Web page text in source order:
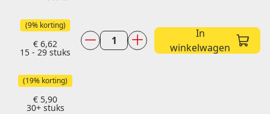
€ 6,62
(9% korting)
15 - 29 stuks
€ 5,90
(19% korting)
30+ stuks
TTR
In
winkelwagen